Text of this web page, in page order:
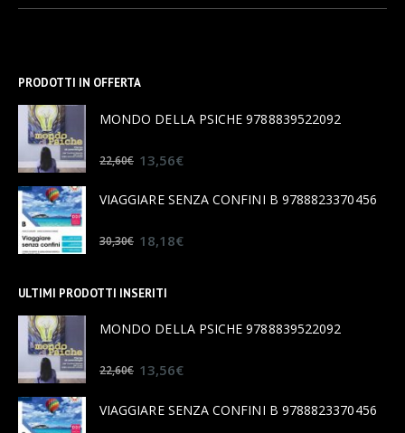
PRODOTTI IN OFFERTA
MONDO DELLA PSICHE 9788839522092
22,60€ 13,56€
VIAGGIARE SENZA CONFINI B 9788823370456
30,30€ 18,18€
ULTIMI PRODOTTI INSERITI
MONDO DELLA PSICHE 9788839522092
22,60€ 13,56€
VIAGGIARE SENZA CONFINI B 9788823370456